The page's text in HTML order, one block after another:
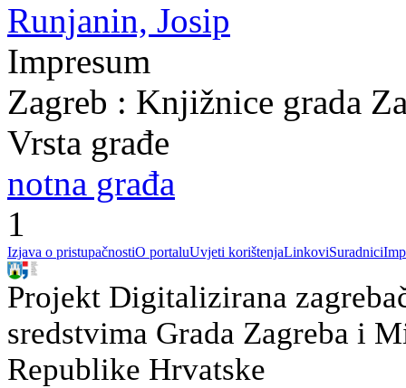
Runjanin, Josip
Impresum
Zagreb : Knjižnice grada
Vrsta građe
notna građa
1
Izjava o pristupačnostiO portaluUvjeti korištenjaLinkoviSuradnici
Projekt Digitalizirana
sredstvima Grada Zagreba i
Republike Hrvatske